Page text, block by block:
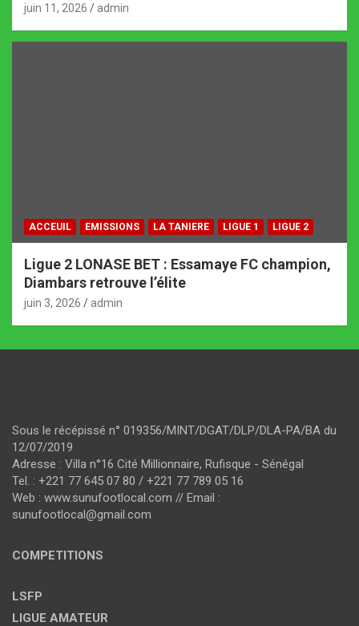
juin 11, 2026 admin
ACCEUIL EMISSIONS LA TANIERE LIGUE 1 LIGUE 2
Ligue 2 LONASE BET : Essamaye FC champion,
Diambars retrouve l’élite
juin 3, 2026 admin
Sous le récépissé n° 019356/MINT/DGAT/DLP/DLA-PA/BA du
12/07/2019
Adresse : Villa n°16 Cité Millionnaire, Rufisque - Sénégal
Tel. : +221 77 645 07 80 / +221 77 789 05 16
Web : www.sunufootlocal.com // Email :
sunufootlocal@gmail.com
COMPETITIONS
LSFP
LIGUE AMATEUR